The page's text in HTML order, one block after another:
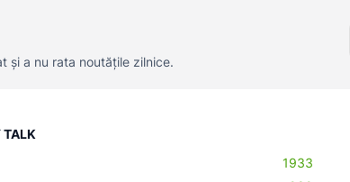
și a nu rata noutățile zilnice.
TALK
1933